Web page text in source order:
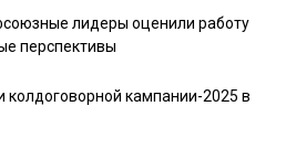
лидеры оценили работу
перспективы
колдоговорной кампании-2025 в